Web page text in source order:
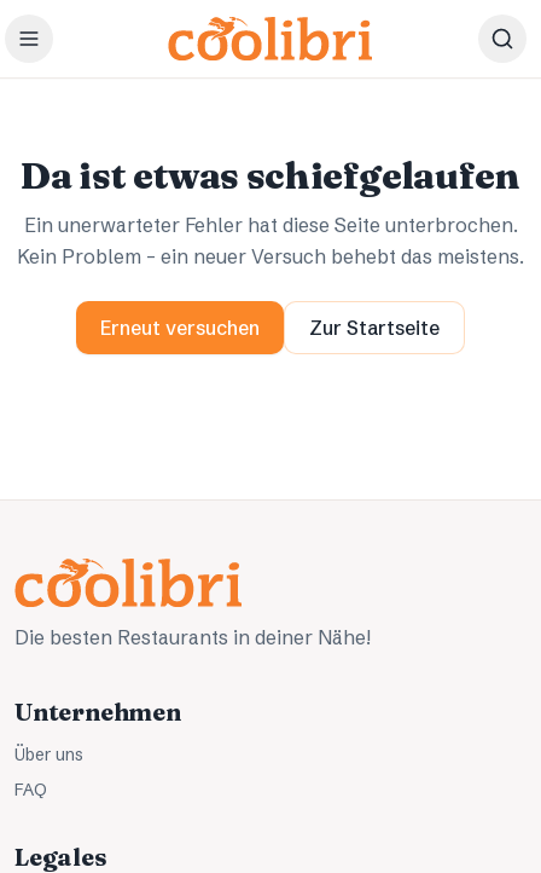
Zum Hauptinhalt springen
Da ist etwas schiefgelaufen
Ein unerwarteter Fehler hat diese Seite unterbrochen.
Kein Problem – ein neuer Versuch behebt das meistens.
Erneut versuchen Zur Startseite
Die besten Restaurants in deiner Nähe!
Unternehmen
Über uns
FAQ
Legales